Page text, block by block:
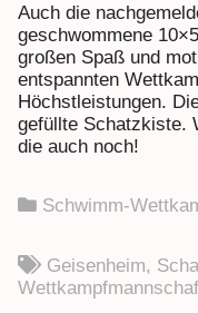
Auch die
geschwommene
großen Spaß und
entspannten
Höchstleistungen.
gefüllte Schatzkiste.
die auch noch!
Schwimm-
Geisenheim,